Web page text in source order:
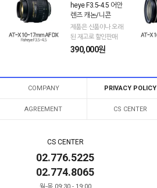
heye F3.5-4.5 어안
렌즈 캐논/니콘
제품은 신품이나 오래
된 재고로 할인판매
390,000원
COMPANY PRIVACY POLICY
AGREEMENT CS CENTER
CS CENTER
02.776.5225
02.774.8065